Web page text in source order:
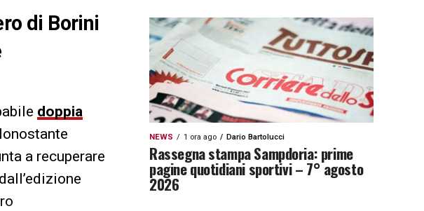
di Borini
doppia
a recuperare
NEWS 1 ora ago Dario Bartolucci
Rassegna stampa Sampdoria: prime
pagine quotidiani sportivi – 7° agosto
2026